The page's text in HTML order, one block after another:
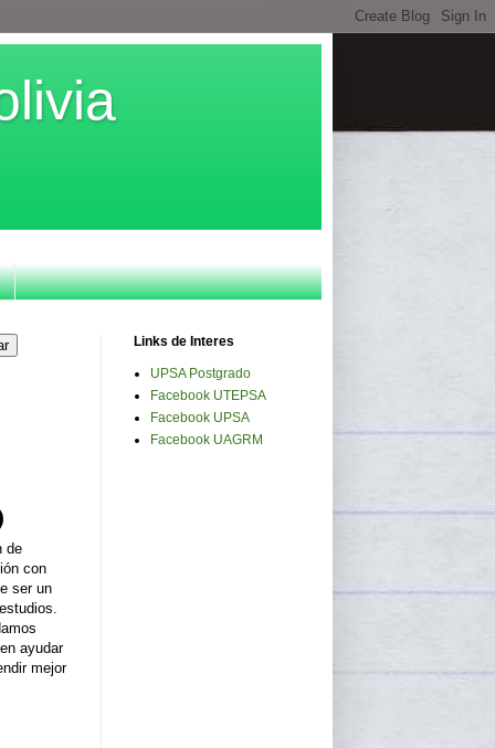
de
con
ser un
ayudar
mejor
Links de Interes
UPSA Postgrado
Facebook UTEPSA
Facebook UPSA
Facebook UAGRM